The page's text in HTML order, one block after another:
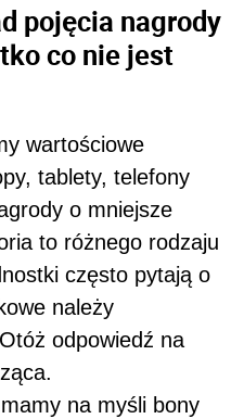
pojęcia nagrody
co nie jest
wartościowe
tablety, telefony
o mniejsze
to różnego rodzaju
często pytają o
należy
odpowiedź na
na myśli bony